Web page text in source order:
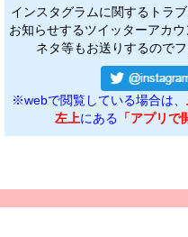
インスタグラムに関するトラ
お知らせするツイッターアカ
ネタ等もお送りするので
※webで閲覧している場合は、
左上にある 「アプリで